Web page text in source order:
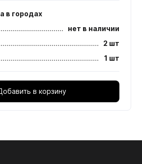
в городах
нет в наличии
2 шт
1 шт
в корзину